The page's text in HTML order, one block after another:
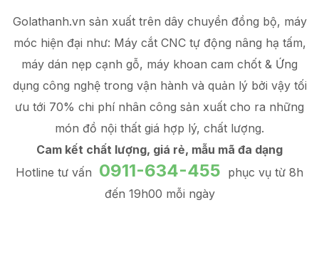
Golathanh.vn sản xuất trên dây chuyền đồng bộ, máy
móc hiện đại như: Máy cắt CNC tự động nâng hạ tấm,
máy dán nẹp cạnh gỗ, máy khoan cam chốt & Ứng
dụng công nghệ trong vận hành và quản lý bởi vậy tối
ưu tới 70% chi phí nhân công sản xuất cho ra những
món đồ nội thất giá hợp lý, chất lượng.
Cam kết chất lượng, giá rẻ, mẫu mã đa dạng
Hotline tư vấn 0911-634-455 phục vụ từ 8h
đến 19h00 mỗi ngày